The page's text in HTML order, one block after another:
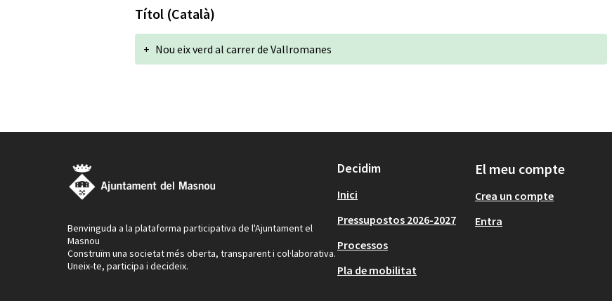
Títol (Català)
+ Nou eix verd al carrer de Vallromanes
Benvinguda a la plataforma participativa de l'Ajuntament el
Masnou
Construïm una societat més oberta, transparent i col·laborativa.
Uneix-te, participa i decideix.
Decidim
Inici
Pressupostos 2026-2027
Processos
Pla de mobilitat
El meu compte
Crea un compte
Entra